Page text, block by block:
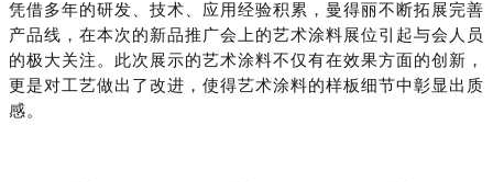
凭借多年的研发、技术、应用经验积累，曼得丽不断拓展完善
产品线，在本次的新品推广会上的艺术涂料展位引起与会人员
的极大关注。此次展示的艺术涂料不仅有在效果方面的创新，
更是对工艺做出了改进，使得艺术涂料的样板细节中彰显出质
感。